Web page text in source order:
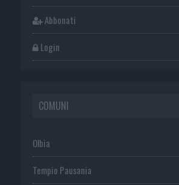
Abbonati
Login
COMUNI
Olbia
Tempio Pausania